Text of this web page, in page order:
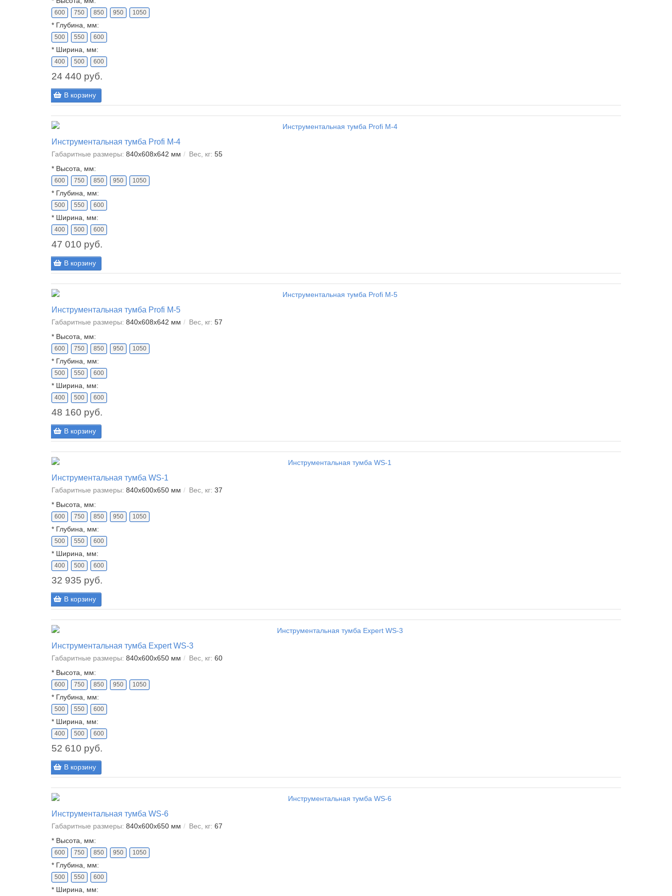
600 750 850 950 1050
* Глубина, мм:
500 550 600
* Ширина, мм:
400 500 600
24 440 руб.
В корзину
Инструментальная тумба Profi M-4
Габаритные размеры: 840x608x642 мм Вес, кг: 55
* Высота, мм:
600 750 850 950 1050
* Глубина, мм:
500 550 600
* Ширина, мм:
400 500 600
47 010 руб.
В корзину
Инструментальная тумба Profi M-5
Габаритные размеры: 840x608x642 мм Вес, кг: 57
* Высота, мм:
600 750 850 950 1050
* Глубина, мм:
500 550 600
* Ширина, мм:
400 500 600
48 160 руб.
В корзину
Инструментальная тумба WS-1
Габаритные размеры: 840x600x650 мм Вес, кг: 37
* Высота, мм:
600 750 850 950 1050
* Глубина, мм:
500 550 600
* Ширина, мм:
400 500 600
32 935 руб.
В корзину
Инструментальная тумба Expert WS-3
Габаритные размеры: 840x600x650 мм Вес, кг: 60
* Высота, мм:
600 750 850 950 1050
* Глубина, мм:
500 550 600
* Ширина, мм:
400 500 600
52 610 руб.
В корзину
Инструментальная тумба WS-6
Габаритные размеры: 840x600x650 мм Вес, кг: 67
* Высота, мм:
600 750 850 950 1050
* Глубина, мм:
500 550 600
* Ширина, мм: